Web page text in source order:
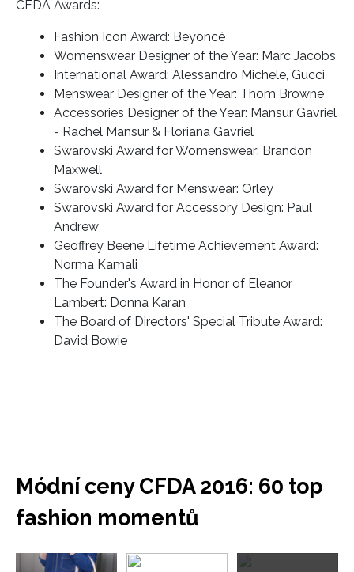
CFDA Awards:
Fashion Icon Award: Beyoncé
Womenswear Designer of the Year: Marc Jacobs
International Award: Alessandro Michele, Gucci
Menswear Designer of the Year: Thom Browne
Accessories Designer of the Year: Mansur Gavriel
- Rachel Mansur & Floriana Gavriel
Swarovski Award for Womenswear: Brandon
Maxwell
Swarovski Award for Menswear: Orley
Swarovski Award for Accessory Design: Paul
Andrew
Geoffrey Beene Lifetime Achievement Award:
Norma Kamali
The Founder's Award in Honor of Eleanor
Lambert: Donna Karan
The Board of Directors' Special Tribute Award:
David Bowie
Módní ceny CFDA 2016: 60 top
fashion momentů